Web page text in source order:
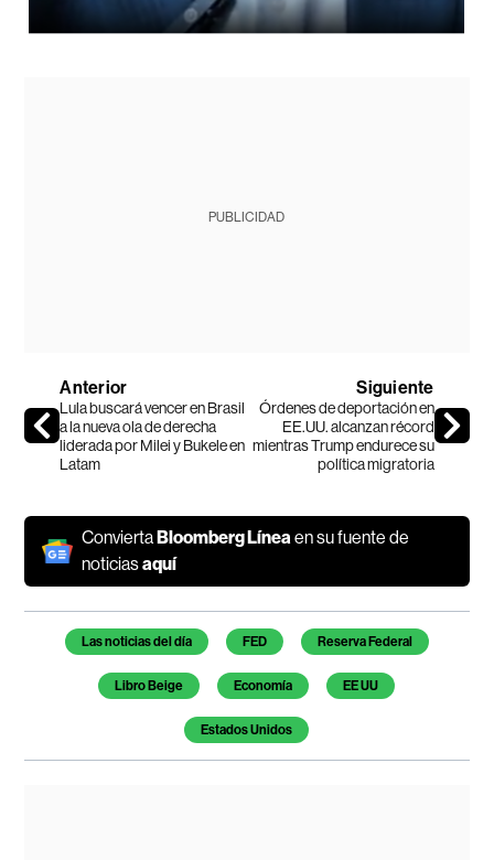
PUBLICIDAD
Anterior
Lula buscará vencer en Brasil
a la nueva ola de derecha
liderada por Milei y Bukele en
Latam
Siguiente
Órdenes de deportación en
EE.UU. alcanzan récord
mientras Trump endurece su
política migratoria
ConviertaBloomberg Líneaen su fuente de
noticiasaquí
Temas de este artículo
Las noticias del día FED Reserva Federal
Libro Beige Economía EE UU
Estados Unidos